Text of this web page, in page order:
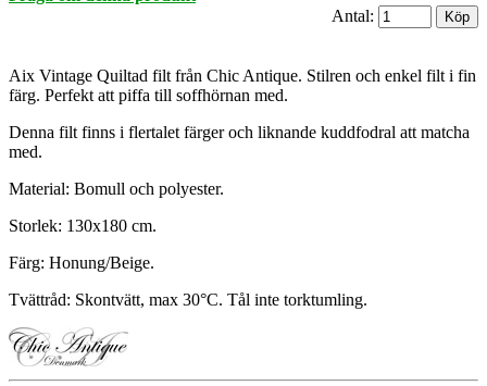
Antal:
Aix Vintage Quiltad filt från Chic Antique. Stilren och enkel filt i fin
färg. Perfekt att piffa till soffhörnan med.
Denna filt finns i flertalet färger och liknande kuddfodral att matcha
med.
Material: Bomull och polyester.
Storlek: 130x180 cm.
Färg: Honung/Beige.
Tvättråd: Skontvätt, max 30°C. Tål inte torktumling.